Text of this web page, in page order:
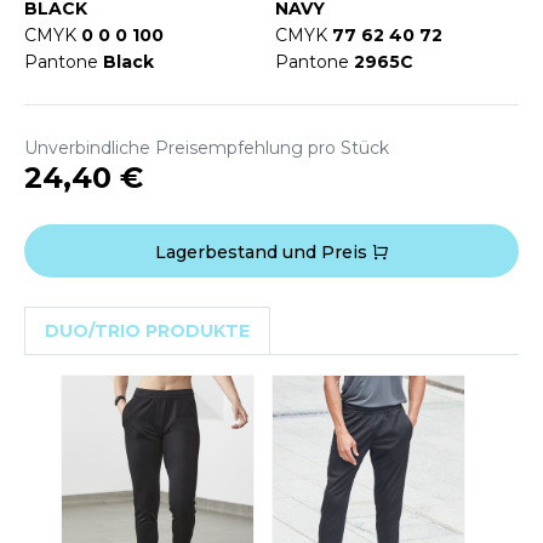
UND JACKEN
T'S
BLACK
CMYK 0 0 0 100
Pantone Black
NAVY
CMYK 77 62 40 72
Pantone 2965C
Unverbindliche Preisempfehlung pro Stück
24,40 €
Lagerbestand und Preis
DUO/TRIO PRODUKTE